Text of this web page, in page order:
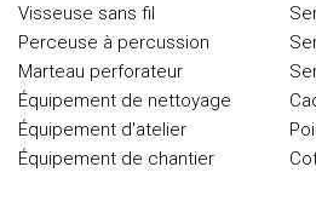
Visseuse sans fil
Perceuse à percussion
Marteau perforateur
Équipement de nettoyage
Équipement d'atelier
Équipement de chantier